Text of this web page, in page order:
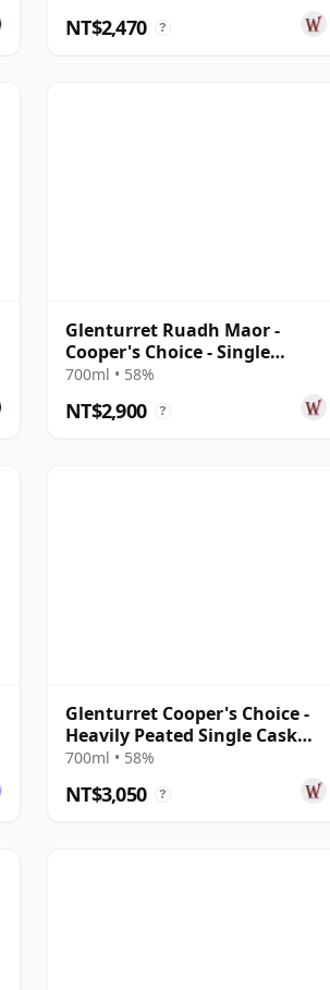
NT$2,470 ?
Glenturret Ruadh Maor -
Cooper's Choice - Single
Bourbon Cask 2010 9 年
700ml • 58%
NT$2,900 ?
Glenturret Cooper's Choice -
Heavily Peated Single Cask
#1906 2013 9 年
700ml • 58%
NT$3,050 ?